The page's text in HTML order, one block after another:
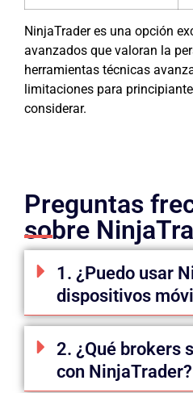
NinjaTrader es una opción
avanzados que valoran la
herramientas técnicas
limitaciones para
considerar.
Preguntas
sobre
1. ¿Puedo usar
dispositivos
2. ¿Qué brokers
con NinjaTrader?